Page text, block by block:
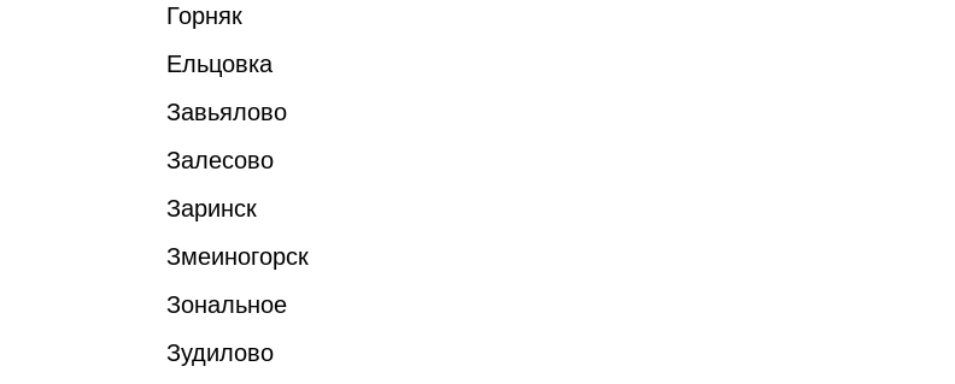
Горняк
Ельцовка
Завьялово
Залесово
Заринск
Змеиногорск
Зональное
Зудилово